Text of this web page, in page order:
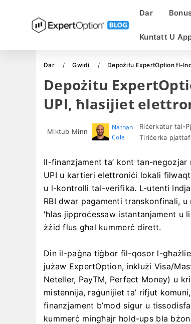
Dar
Kuntatt U
Dar Gwidi Depożitu ExpertOption fl-
Depożitu
UPI, ħlasijiet
Miktub Minn
Nathan
Cole
Riċerkatur tal-
Tiriċerka
Il-finanzjament ta’ kont tan-
UPI u kartieri elettroniċi lokali
u l-kontrolli tal-verifika. L-utenti
RBI dwar pagamenti transkonfinali,
'ħlas jipproċessaw istantanjament u
żżid flus għal kummerċ dirett.
Din il-paġna tiġbor fil-qosor l-
jużaw ExpertOption, inklużi Visa/
Neteller, PayTM, Perfect Money) u
mistennija, raġunijiet ta’ rifjut
finanzjament b’mod sigur u
kummerċ mingħajr hold-ups bla